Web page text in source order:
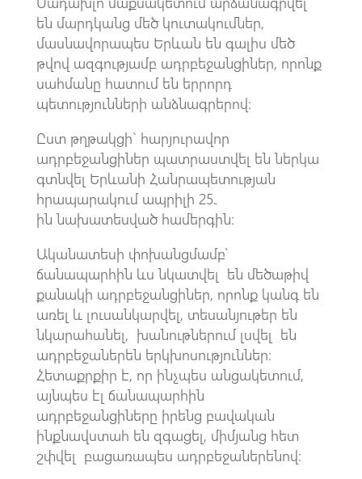
են մարդկանց մեծ կուտակումներ,
մասնավորապես Երևան են գալիս մեծ
թվով ազգությամբ ադրբեջանցիներ, որոնք
սահմանը հատում են երրորդ
պետությունների անձնագրերով։
Ըստ թղթակցի` հարյուրավոր
ադրբեջանցիներ պատրաստվել են ներկա
գտնվել Երևանի Հանրապետության
հրապարակում ապրիլի 25֊
ին նախատեսված համերգին։
Ականատեսի փոխանցմամբ՝
ճանապարհին ևս նկատվել են մեծաթիվ
քանակի ադրբեջանցիներ, որոնք կանգ են
առել և լուսանկարվել, տեսանյութեր են
նկարահանել, խանութներում լսվել են
ադրբեջաներեն երկխոսություններ։
Հետաքրքիր է, որ ինչպես անցակետում,
այնպես էլ ճանապարհին
ադրբեջանցիները իրենց բավական
ինքնավստահ են զգացել, միմյանց հետ
շփվել բացառապես ադրբեջաներենով: